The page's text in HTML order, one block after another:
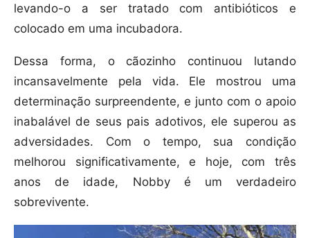
levando-o a ser tratado com antibióticos e
colocado em uma incubadora.
Dessa forma, o cãozinho continuou lutando
incansavelmente pela vida. Ele mostrou uma
determinação surpreendente, e junto com o apoio
inabalável de seus pais adotivos, ele superou as
adversidades. Com o tempo, sua condição
melhorou significativamente, e hoje, com três
anos de idade, Nobby é um verdadeiro
sobrevivente.